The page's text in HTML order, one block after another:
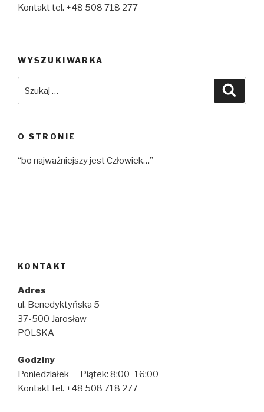
Kontakt tel. +48 508 718 277
WYSZUKIWARKA
O STRONIE
“bo najważniejszy jest Człowiek…”
KONTAKT
Adres
ul. Benedyktyńska 5
37-500 Jarosław
POLSKA
Godziny
Poniedziałek — Piątek: 8:00–16:00
Kontakt tel. +48 508 718 277